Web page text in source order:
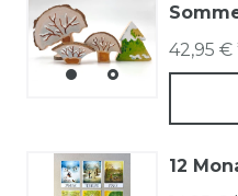
42,95 €
12